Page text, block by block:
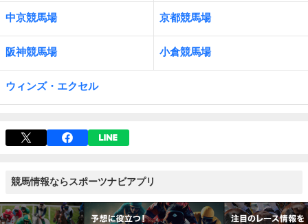
中京競馬場 京都競馬場
阪神競馬場 小倉競馬場
ウィンズ・エクセル
競馬情報ならスポーツナビアプリ